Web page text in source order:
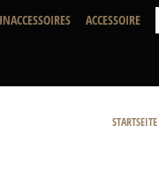
ACCESSOIRE
STARTSEITE